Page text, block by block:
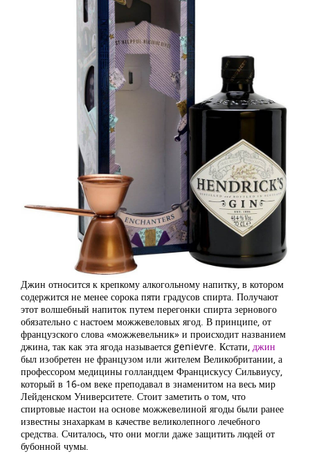
Джин относится к крепкому алкогольному напитку, в котором
содержится не менее сорока пяти градусов спирта. Получают
этот волшебный напиток путем перегонки спирта зернового
обязательно с настоем можжевеловых ягод. В принципе, от
французского слова «можжевельник» и происходит названием
джина, так как эта ягода называется genievre. Кстати, джин
был изобретен не французом или жителем Великобритании, а
профессором медицины голландцем Францискусу Сильвиусу,
который в 16-ом веке преподавал в знаменитом на весь мир
Лейденском Университете. Стоит заметить о том, что
спиртовые настои на основе можжевелиной ягоды были ранее
известны знахаркам в качестве великолепного лечебного
средства. Считалось, что они могли даже защитить людей от
бубонной чумы.